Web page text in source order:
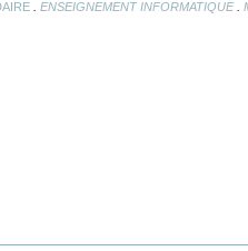
ENSEIGNEMENT INFORMATIQUE.